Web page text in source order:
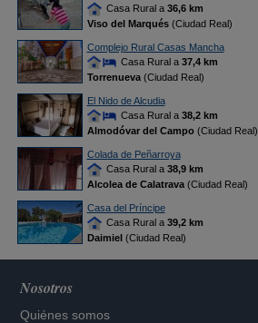
Casa Rural a 36,6 km
Viso del Marqués(Ciudad Real)
Complejo Rural Casas Mancha
Casa Rural a 37,4 km
Torrenueva(Ciudad Real)
El Nido de Alcudia
Casa Rural a 38,2 km
Almodóvar del Campo(Ciudad Real)
Colada de Peñarroya
Casa Rural a 38,9 km
Alcolea de Calatrava(Ciudad Real)
Casa del Príncipe
Casa Rural a 39,2 km
Daimiel(Ciudad Real)
Nosotros
Quiénes somos